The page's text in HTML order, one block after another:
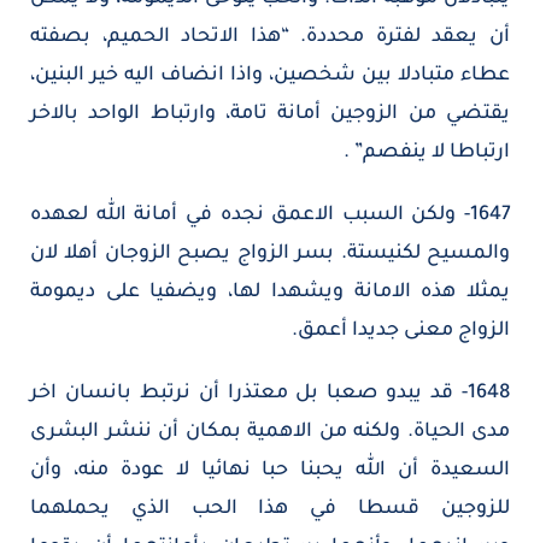
أن يعقد لفترة محددة. “هذا الاتحاد الحميم، بصفته
عطاء متبادلا بين شخصين، واذا انضاف اليه خير البنين،
يقتضي من الزوجين أمانة تامة، وارتباط الواحد بالاخر
ارتباطا لا ينفصم” .
1647- ولكن السبب الاعمق نجده في أمانة الله لعهده
والمسيح لكنيستة. بسر الزواج يصبح الزوجان أهلا لان
يمثلا هذه الامانة ويشهدا لها، ويضفيا على ديمومة
الزواج معنى جديدا أعمق.
1648- قد يبدو صعبا بل معتذرا أن نرتبط بانسان اخر
مدى الحياة. ولكنه من الاهمية بمكان أن ننشر البشرى
السعيدة أن الله يحبنا حبا نهائيا لا عودة منه، وأن
للزوجين قسطا في هذا الحب الذي يحملهما